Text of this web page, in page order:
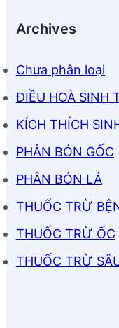
Archives
Chưa phân loại
ĐIỀU HOÀ SINH
KÍCH THÍCH
PHÂN BÓN GỐC
PHÂN BÓN LÁ
THUỐC TRỪ
THUỐC TRỪ ỐC
THUỐC TRỪ